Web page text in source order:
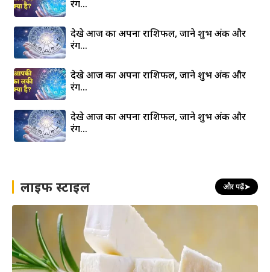
रंग…
देखे आज का अपना राशिफल, जाने शुभ अंक और
रंग…
देखे आज का अपना राशिफल, जाने शुभ अंक और
रंग…
देखे आज का अपना राशिफल, जाने शुभ अंक और
रंग…
लाइफ स्टाइल और पढ़ें➤